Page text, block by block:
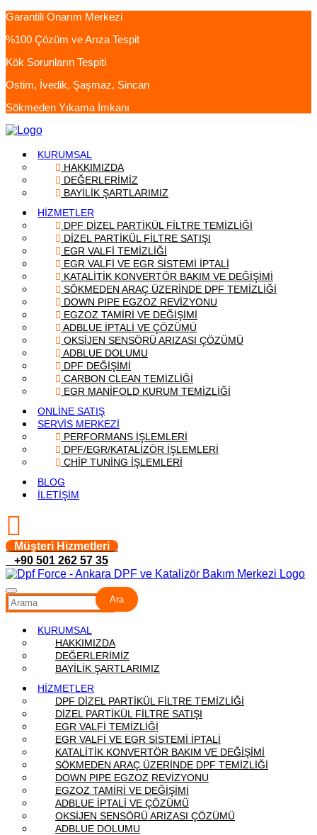
Garantili Onarım Merkezi
%100 Çözüm ve Arıza Tespit
Kök Sorunların Tespiti
Ostim, İvedik, Şaşmaz, Sincan
Sökmeden Yıkama İmkanı
KURUMSAL
HAKKIMIZDA
DEĞERLERİMİZ
BAYİLİK ŞARTLARIMIZ
HİZMETLER
DPF DİZEL PARTİKÜL FİLTRE TEMİZLİĞİ
DİZEL PARTİKÜL FİLTRE SATIŞI
EGR VALFİ TEMİZLİĞİ
EGR VALFİ VE EGR SİSTEMİ İPTALİ
KATALİTİK KONVERTÖR BAKIM VE DEĞİŞİMİ
SÖKMEDEN ARAÇ ÜZERİNDE DPF TEMİZLİĞİ
DOWN PIPE EGZOZ REVİZYONU
EGZOZ TAMİRİ VE DEĞİŞİMİ
ADBLUE İPTALİ VE ÇÖZÜMÜ
OKSİJEN SENSÖRÜ ARIZASI ÇÖZÜMÜ
ADBLUE DOLUMU
DPF DEĞİŞİMİ
CARBON CLEAN TEMİZLİĞİ
EGR MANİFOLD KURUM TEMİZLİĞİ
ONLİNE SATIŞ
SERVİS MERKEZİ
PERFORMANS İŞLEMLERİ
DPF/EGR/KATALİZÖR İŞLEMLERİ
CHİP TUNİNG İŞLEMLERİ
BLOG
İLETİŞİM
Müşteri Hizmetleri
+90 501 262 57 35
Ara
KURUMSAL
HAKKIMIZDA
DEĞERLERİMİZ
BAYİLİK ŞARTLARIMIZ
HİZMETLER
DPF DİZEL PARTİKÜL FİLTRE TEMİZLİĞİ
DİZEL PARTİKÜL FİLTRE SATIŞI
EGR VALFİ TEMİZLİĞİ
EGR VALFİ VE EGR SİSTEMİ İPTALİ
KATALİTİK KONVERTÖR BAKIM VE DEĞİŞİMİ
SÖKMEDEN ARAÇ ÜZERİNDE DPF TEMİZLİĞİ
DOWN PIPE EGZOZ REVİZYONU
EGZOZ TAMİRİ VE DEĞİŞİMİ
ADBLUE İPTALİ VE ÇÖZÜMÜ
OKSİJEN SENSÖRÜ ARIZASI ÇÖZÜMÜ
ADBLUE DOLUMU